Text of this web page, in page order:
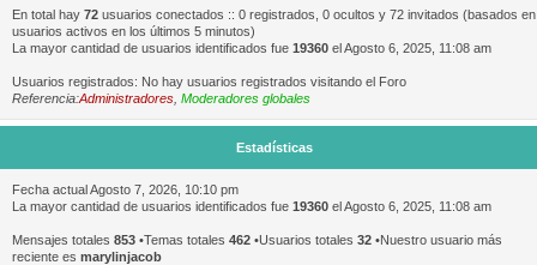
En total hay 72 usuarios conectados :: 0 registrados, 0 ocultos y 72 invitados (basados en
usuarios activos en los últimos 5 minutos)
La mayor cantidad de usuarios identificados fue 19360 el Agosto 6, 2025, 11:08 am
Usuarios registrados: No hay usuarios registrados visitando el Foro
Referencia:Administradores Moderadores globales
Estadísticas
Fecha actual Agosto 7, 2026, 10:10 pm
La mayor cantidad de usuarios identificados fue 19360 el Agosto 6, 2025, 11:08 am
Mensajes totales 853 •Temas totales 462 •Usuarios totales 32 •Nuestro usuario más
reciente es marylinjacob